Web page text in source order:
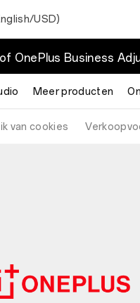
USD)
OnePlus Business
Meer producten
van cookies